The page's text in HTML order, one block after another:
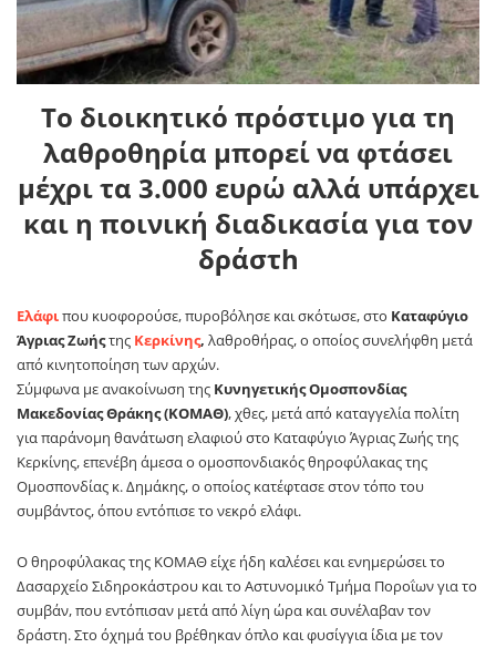
Tο διοικητικό πρόστιμο για τη
λαθροθηρία μπορεί να φτάσει
μέχρι τα 3.000 ευρώ αλλά υπάρχει
και η ποινική διαδικασία για τον
δράστh
Ελάφιπου κυοφορούσε, πυροβόλησε και σκότωσε, στο Καταφύγιο
Άγριας Ζωήςτης Κερκίνης, λαθροθήρας, ο οποίος συνελήφθη μετά
από κινητοποίηση των αρχών.
Σύμφωνα με ανακοίνωση της Κυνηγετικής Ομοσπονδίας
Μακεδονίας Θράκης (ΚΟΜΑΘ), χθες, μετά από καταγγελία πολίτη
για παράνομη θανάτωση ελαφιού στο Καταφύγιο Άγριας Ζωής της
Κερκίνης, επενέβη άμεσα ο ομοσπονδιακός θηροφύλακας της
Ομοσπονδίας κ. Δημάκης, ο οποίος κατέφτασε στον τόπο του
συμβάντος, όπου εντόπισε το νεκρό ελάφι.
Ο θηροφύλακας της ΚΟΜΑΘ είχε ήδη καλέσει και ενημερώσει το
Δασαρχείο Σιδηροκάστρου και το Αστυνομικό Τμήμα Ποροΐων για το
συμβάν, που εντόπισαν μετά από λίγη ώρα και συνέλαβαν τον
δράστη. Στο όχημά του βρέθηκαν όπλο και φυσίγγια ίδια με τον